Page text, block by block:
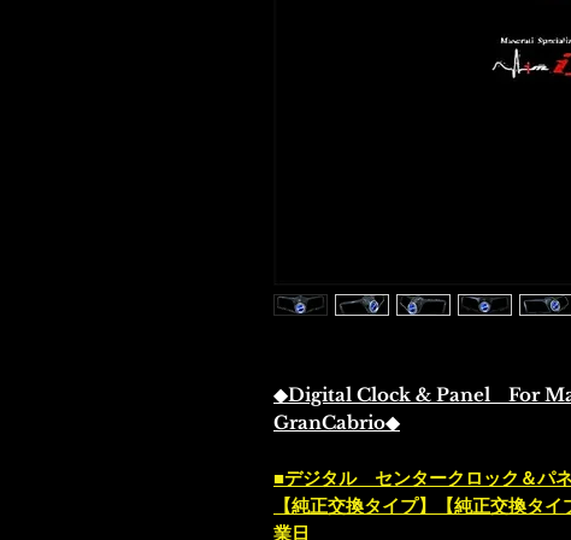
◆Digital Clock & Panel For
GranCabrio◆
■デジタル センタークロック＆パ
【純正交換タイプ】【純正交換タ
業日